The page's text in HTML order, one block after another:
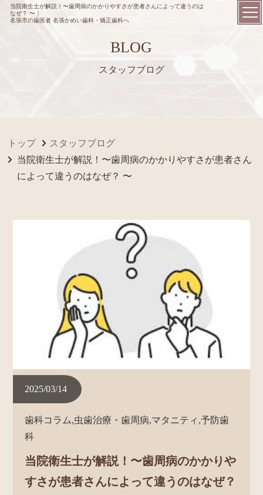
当院衛生士が解説！〜歯周病のかかりやすさが患者さんによって違うのは
なぜ？ 〜｜
名張市の歯医者 名張かめい歯科・矯正歯科へ
BLOG
スタッフブログ
トップ
スタッフブログ
当院衛生士が解説！〜歯周病のかかりやすさが患者さん
によって違うのはなぜ？ 〜
2025/03/14
歯科コラム,虫歯治療・歯周病,マタニティ,予防歯
科
当院衛生士が解説！〜歯周病のかかりや
すさが患者さんによって違うのはなぜ？